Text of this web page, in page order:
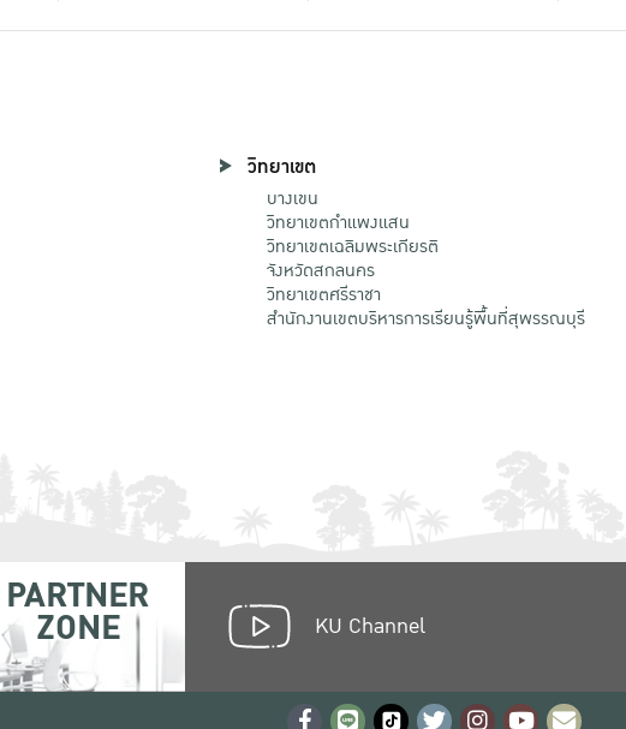
วิทยาเขต
บางเขน
วิทยาเขตกําแพงแสน
วิทยาเขตเฉลิมพระเกียรติ
จังหวัดสกลนคร
วิทยาเขตศรีราชา
สำนักงานเขตบริหารการเรียนรู้พื้นที่สุพรรณบุรี
PARTNER
ZONE KU Channel